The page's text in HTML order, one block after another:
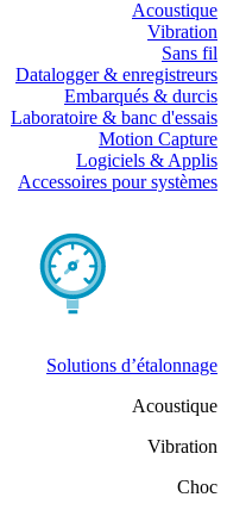
Acoustique
Vibration
Sans fil
Datalogger & enregistreurs
Embarqués & durcis
Laboratoire & banc d'essais
Motion Capture
Logiciels & Applis
Accessoires pour systèmes
Solutions d’étalonnage
Acoustique
Vibration
Choc